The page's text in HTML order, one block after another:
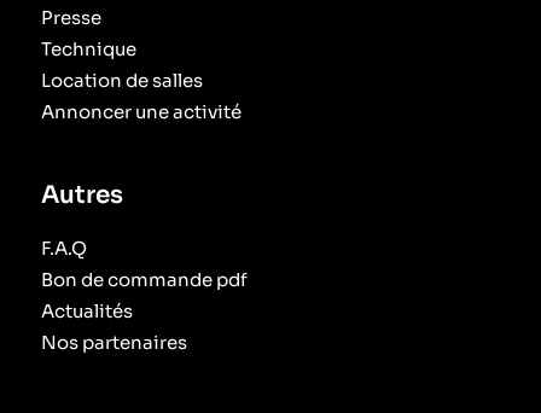
Presse
Technique
Location de salles
Annoncer une activité
Autres
F.A.Q
Bon de commande pdf
Actualités
Nos partenaires